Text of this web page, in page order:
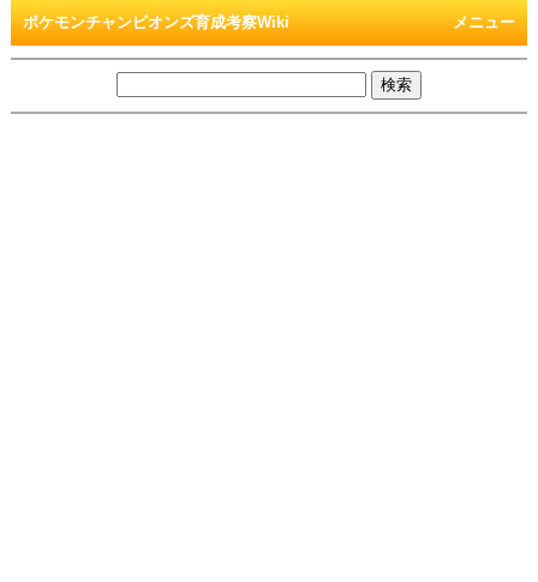
メニュー
ポケモンチャンピオンズ育成考察Wiki